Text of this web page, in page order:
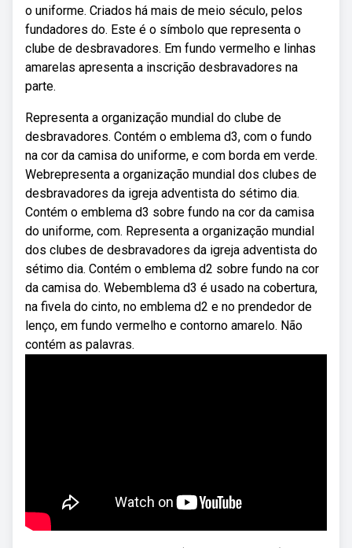
o uniforme. Criados há mais de meio século, pelos
fundadores do. Este é o símbolo que representa o
clube de desbravadores. Em fundo vermelho e linhas
amarelas apresenta a inscrição desbravadores na
parte.
Representa a organização mundial do clube de
desbravadores. Contém o emblema d3, com o fundo
na cor da camisa do uniforme, e com borda em verde.
Webrepresenta a organização mundial dos clubes de
desbravadores da igreja adventista do sétimo dia.
Contém o emblema d3 sobre fundo na cor da camisa
do uniforme, com. Representa a organização mundial
dos clubes de desbravadores da igreja adventista do
sétimo dia. Contém o emblema d2 sobre fundo na cor
da camisa do. Webemblema d3 é usado na cobertura,
na fivela do cinto, no emblema d2 e no prendedor de
lenço, em fundo vermelho e contorno amarelo. Não
contém as palavras.